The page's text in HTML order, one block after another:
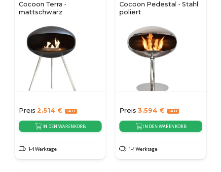
Cocoon Terra -
mattschwarz
Preis 2.514 €
IN DEN WARENKORB
1-4 Werktage
Cocoon Pedestal - Stahl
poliert
Preis 3.594 €
IN DEN WARENKORB
1-4 Werktage